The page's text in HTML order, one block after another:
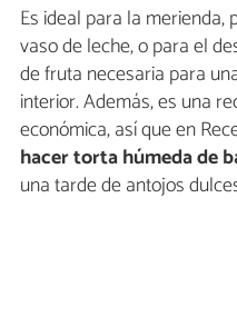
Es ideal para la
vaso de leche, o para el
de fruta necesaria para
interior. Además, es una
económica, así que en
hacer torta húmeda de
una tarde de antojos